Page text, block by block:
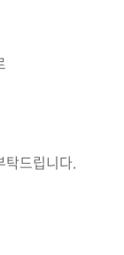
탁드립니다.